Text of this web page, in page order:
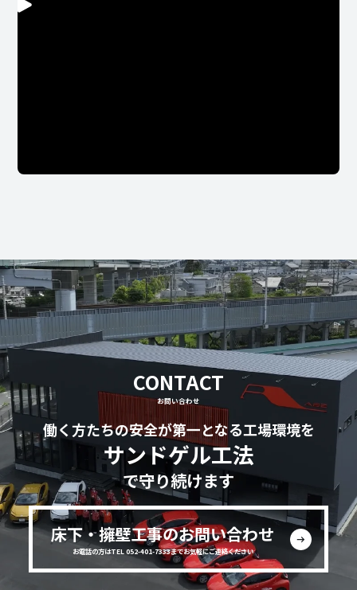
CONTACT
お問い合わせ
働く方たちの安全が第一となる工場環境を
サンドゲル工法
で守り続けます
床下・擁壁工事のお問い合わせ
お電話の方はTEL 052-401-7333までお気軽にご連絡ください